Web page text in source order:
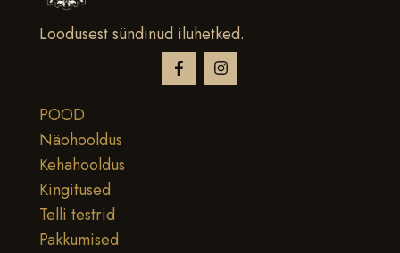
Loodusest sündinud iluhetked.
POOD
Näohooldus
Kehahooldus
Kingitused
Telli testrid
Pakkumised